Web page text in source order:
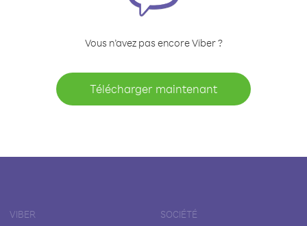
Vous n’avez pas encore Viber ?
Télécharger maintenant
VIBER SOCIÉTÉ